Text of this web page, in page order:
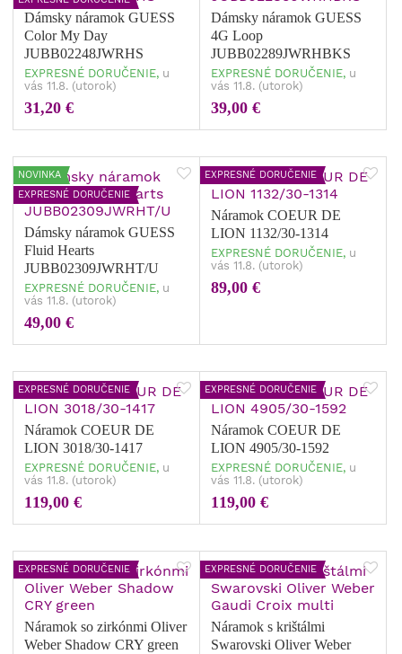
Dámsky náramok GUESS
Color My Day
JUBB02248JWRHS
EXPRESNÉ DORUČENIE, u
vás 11.8. (utorok)
31,20 €
Dámsky náramok GUESS
4G Loop
JUBB02289JWRHBKS
EXPRESNÉ DORUČENIE, u
vás 11.8. (utorok)
39,00 €
NOVINKA
EXPRESNÉ DORUČENIE
Dámsky náramok GUESS
Fluid Hearts
JUBB02309JWRHT/U
EXPRESNÉ DORUČENIE, u
vás 11.8. (utorok)
49,00 €
EXPRESNÉ DORUČENIE
Náramok COEUR DE
LION 1132/30-1314
EXPRESNÉ DORUČENIE, u
vás 11.8. (utorok)
89,00 €
EXPRESNÉ DORUČENIE
Náramok COEUR DE
LION 3018/30-1417
EXPRESNÉ DORUČENIE, u
vás 11.8. (utorok)
119,00 €
EXPRESNÉ DORUČENIE
Náramok COEUR DE
LION 4905/30-1592
EXPRESNÉ DORUČENIE, u
vás 11.8. (utorok)
119,00 €
EXPRESNÉ DORUČENIE
Náramok so zirkónmi Oliver
Weber Shadow CRY green
EXPRESNÉ DORUČENIE
Náramok s krištálmi
Swarovski Oliver Weber